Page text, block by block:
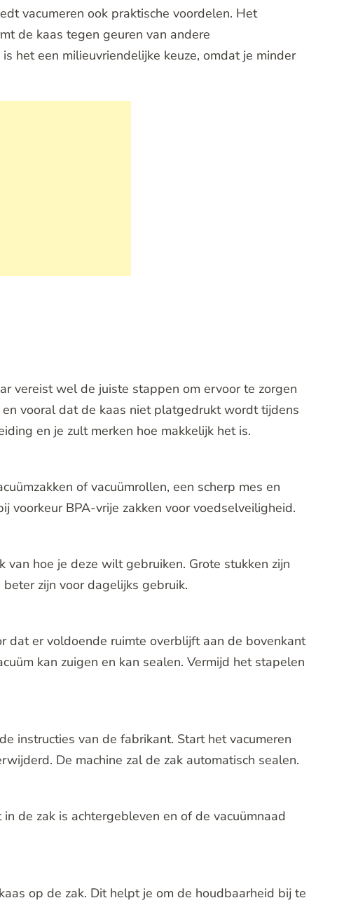
vacumeren ook praktische voordelen. Het
de kaas tegen geuren van andere
het een milieuvriendelijke keuze, omdat je minder
vereist wel de juiste stappen om ervoor te zorgen
vooral dat de kaas niet platgedrukt wordt tijdens
en je zult merken hoe makkelijk het is.
of vacuümrollen, een scherp mes en
voorkeur BPA-vrije zakken voor voedselveiligheid.
hoe je deze wilt gebruiken. Grote stukken zijn
zijn voor dagelijks gebruik.
dat er voldoende ruimte overblijft aan de bovenkant
kan zuigen en kan sealen. Vermijd het stapelen
instructies van de fabrikant. Start het vacumeren
De machine zal de zak automatisch sealen.
de zak is achtergebleven en of de vacuümnaad
op de zak. Dit helpt je om de houdbaarheid bij te